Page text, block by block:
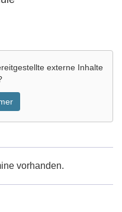
externe Inhalte
vorhanden.